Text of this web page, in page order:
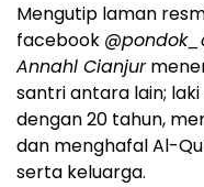
Mengutip laman
facebook
Annahl Cianjur
santri antara lain;
dengan 20 tahun,
dan menghafal Al-
serta keluarga.